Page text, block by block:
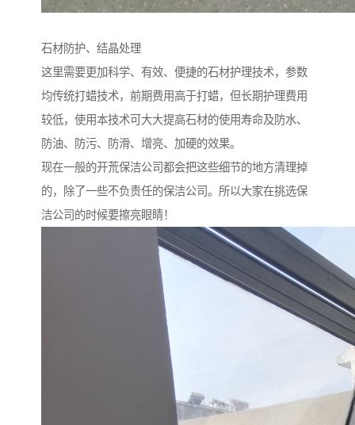
石材防护、结晶处理
这里需要更加科学、有效、便捷的石材护理技术，参数
均传统打蜡技术，前期费用高于打蜡，但长期护理费用
较低，使用本技术可大大提高石材的使用寿命及防水、
防油、防污、防滑、增亮、加硬的效果。
现在一般的开荒保洁公司都会把这些细节的地方清理掉
的，除了一些不负责任的保洁公司。所以大家在挑选保
洁公司的时候要擦亮眼睛！